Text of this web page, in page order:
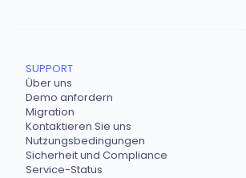
SUPPORT
Über uns
Demo anfordern
Migration
Kontaktieren Sie uns
Nutzungsbedingungen
Sicherheit und Compliance
Service-Status